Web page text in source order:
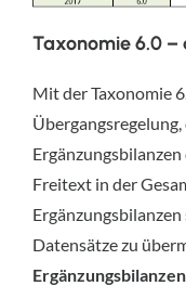
Taxonomie 6.0 –
Mit der Taxonomie
Freitext in der
Datensätze zu
Ergänzungsbilanzen